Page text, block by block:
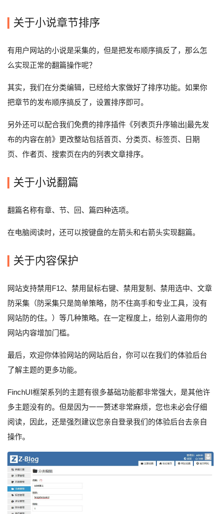
关于小说章节排序
有用户网站的小说是采集的，但是把发布顺序搞反了，那么怎
么实现正常的翻篇操作呢？
其实，我们在分类编辑，已经给大家做好了排序功能。如果你
把章节的发布顺序搞反了，设置排序即可。
另外还可以配合我们免费的排序插件《列表页升序输出|最先发
布的内容在前》更改整站包括首页、分类页、标签页、日期
页、作者页、搜索页在内的列表文章排序。
关于小说翻篇
翻篇名称有章、节、回、篇四种选项。
在电脑阅读时，还可以按键盘的左箭头和右箭头实现翻篇。
关于内容保护
网站支持禁用F12、禁用鼠标右键、禁用复制、禁用选中、文章
防采集（防采集只是简单策略，防不住高手和专业工具，没有
网站防的住。）等几种策略。在一定程度上，给别人盗用你的
网站内容增加门槛。
最后，欢迎你体验网站的网站后台，你可以在我们的体验后台
了解主题的更多功能。
FinchUI框架系列的主题有很多基础功能都非常强大，是其他许
多主题没有的。但是因为一一赘述非常麻烦，您也未必会仔细
阅读，因此，还是强烈建议您亲自登录我们的体验后台去亲自
操作。